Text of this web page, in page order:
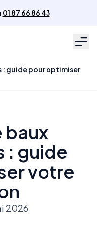
01 87 66 86 43
: guide pour optimiser
baux
: guide
votre
2026